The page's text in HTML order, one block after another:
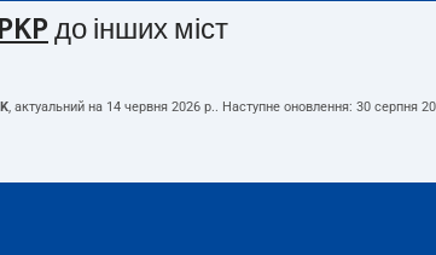
до інших міст
, актуальний на 14 червня 2026 р.. Наступне оновлення: 30 серпня